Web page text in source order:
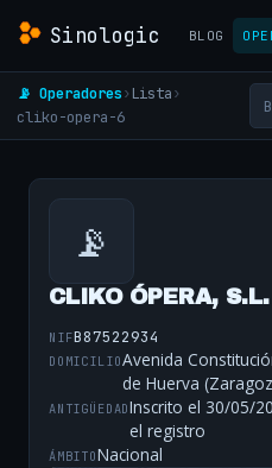
Sinologic BLOG
📡 Operadores› Lista›
cliko-opera-6
📡
CLIKO ÓPERA,
NIFB87522934
DOMICILIOAvenida
de Huerva
ANTIGÜEDADInscrito el 30/05/
el registro
ÁMBITONacional